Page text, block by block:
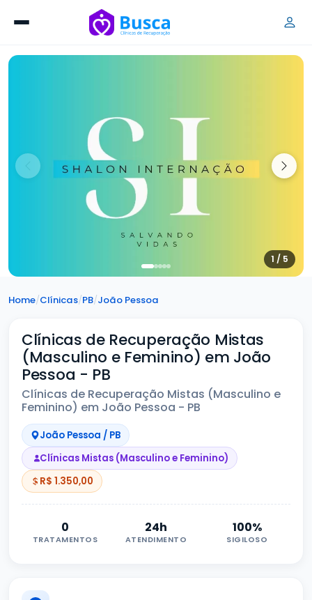
1 / 5
Home/Clínicas/PB/João Pessoa
Clínicas de Recuperação Mistas
(Masculino e Feminino) em João
Pessoa - PB
Clínicas de Recuperação Mistas (Masculino e
Feminino) em João Pessoa - PB
João Pessoa / PB
Clínicas Mistas (Masculino e Feminino)
R$ 1.350,00
0
TRATAMENTOS
24h
ATENDIMENTO
100%
SIGILOSO